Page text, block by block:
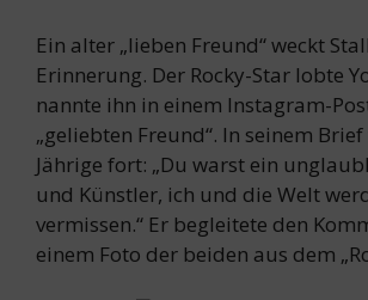
Ein alter „lieben Freund“ weckt
Erinnerung. Der Rocky-Star lobte
nannte ihn in einem Instagram-
„geliebten Freund“. In seinem
Jährige fort: „Du warst ein
und Künstler, ich und die Welt
vermissen.“ Er begleitete den
einem Foto der beiden aus dem